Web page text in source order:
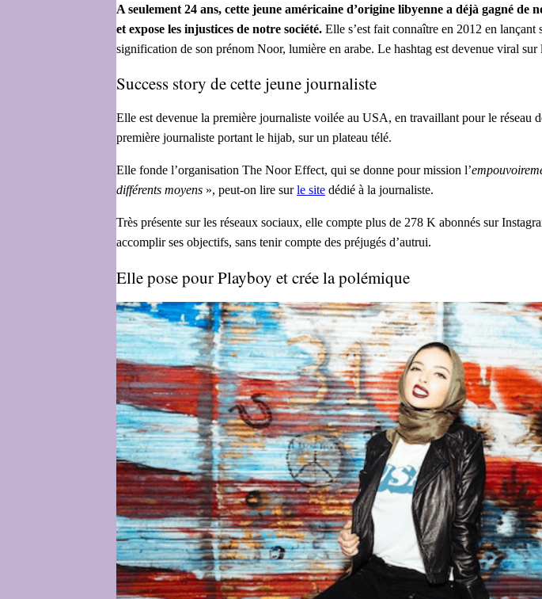
A seulement 24 ans, cette jeune américaine d’origine libyenne a déjà gagné
et expose les injustices de notre société. Elle s’est fait connaître en 2012 en lançant
signification de son prénom Noor, lumière en arabe. Le hashtag est devenue viral sur
Success story de cette jeune journaliste
Elle est devenue la première journaliste voilée au USA, en travaillant pour le
première journaliste portant le hijab, sur un plateau télé.
Elle fonde l’organisation The Noor Effect, qui se donne pour mission l’
différents moyens », peut-on lire surle site dédié à la journaliste.
Très présente sur les réseaux sociaux, elle compte plus de 278 K abonnés sur
accomplir ses objectifs, sans tenir compte des préjugés d’autrui.
Elle pose pour Playboy et crée la polémique